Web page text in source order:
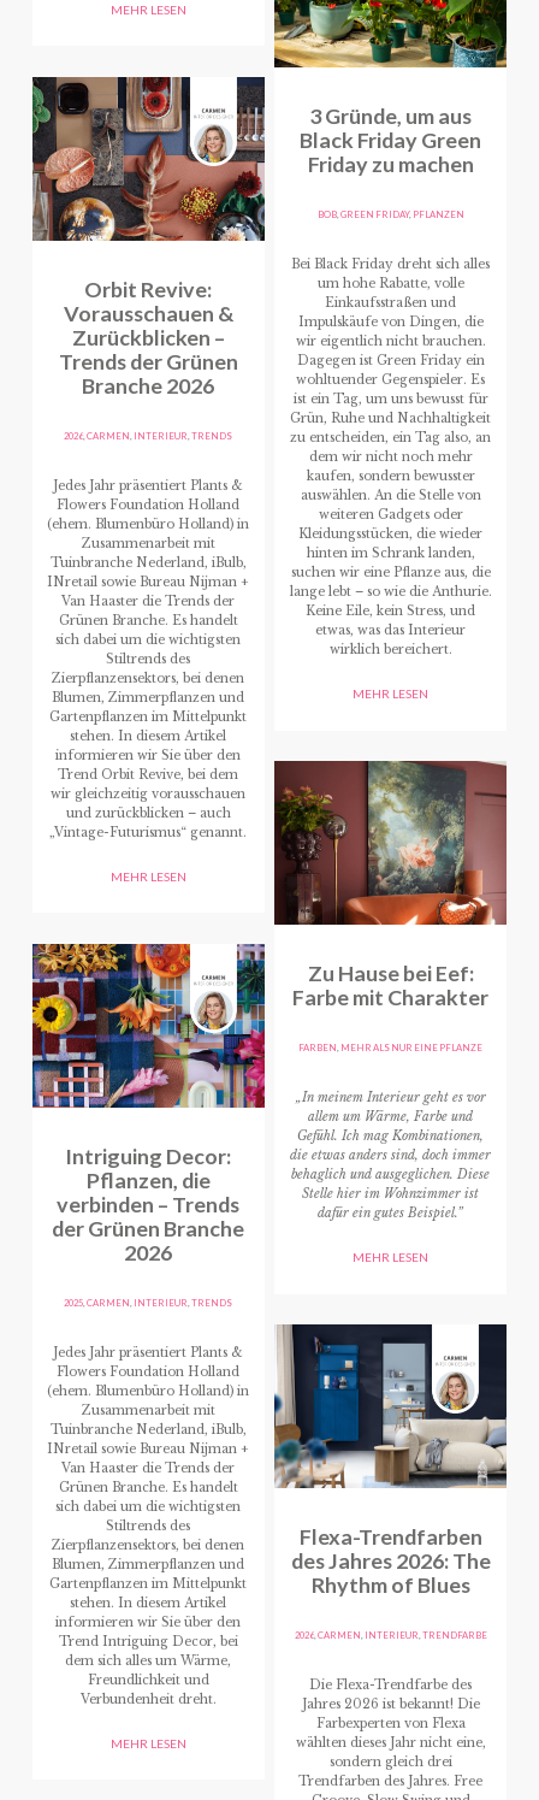
MEHR LESEN
Orbit Revive:
Vorausschauen &
Zurückblicken –
Trends der Grünen
Branche 2026
2026 ,CARMEN INTERIEUR ,TRENDS
Jedes Jahr präsentiert Plants &
Flowers Foundation Holland
(ehem. Blumenbüro Holland) in
Zusammenarbeit mit
Tuinbranche Nederland, iBulb,
INretail sowie Bureau Nijman +
Van Haaster die Trends der
Grünen Branche. Es handelt
sich dabei um die wichtigsten
Stiltrends des
Zierpflanzensektors, bei denen
Blumen, Zimmerpflanzen und
Gartenpflanzen im Mittelpunkt
stehen. In diesem Artikel
informieren wir Sie über den
Trend Orbit Revive, bei dem
wir gleichzeitig vorausschauen
und zurückblicken – auch
„Vintage-Futurismus“ genannt.
MEHR LESEN
Intriguing Decor:
Pflanzen, die
verbinden – Trends
der Grünen Branche
2026
2025,CARMEN, INTERIEUR,TRENDS
Jedes Jahr präsentiert Plants &
Flowers Foundation Holland
(ehem. Blumenbüro Holland) in
Zusammenarbeit mit
Tuinbranche Nederland, iBulb,
INretail sowie Bureau Nijman +
Van Haaster die Trends der
Grünen Branche. Es handelt
sich dabei um die wichtigsten
Stiltrends des
Zierpflanzensektors, bei denen
Blumen, Zimmerpflanzen und
Gartenpflanzen im Mittelpunkt
stehen. In diesem Artikel
informieren wir Sie über den
Trend Intriguing Decor, bei
dem sich alles um Wärme,
Freundlichkeit und
Verbundenheit dreht.
MEHR LESEN
3 Gründe, um aus
Black Friday Green
Friday zu machen
BOB,GREEN FRIDAY, PFLANZEN
Bei Black Friday dreht sich alles
um hohe Rabatte, volle
Einkaufsstraßen und
Impulskäufe von Dingen, die
wir eigentlich nicht brauchen.
Dagegen ist Green Friday ein
wohltuender Gegenspieler. Es
ist ein Tag, um uns bewusst für
Grün, Ruhe und Nachhaltigkeit
zu entscheiden, ein Tag also, an
dem wir nicht noch mehr
kaufen, sondern bewusster
auswählen. An die Stelle von
weiteren Gadgets oder
Kleidungsstücken, die wieder
hinten im Schrank landen,
suchen wir eine Pflanze aus, die
lange lebt – so wie die Anthurie.
Keine Eile, kein Stress, und
etwas, was das Interieur
wirklich bereichert.
MEHR LESEN
Zu Hause bei Eef:
Farbe mit Charakter
FARBEN, MEHR ALS NUR EINE PFLANZE
„In meinem Interieur geht es vor
allem um Wärme, Farbe und
Gefühl. Ich mag Kombinationen,
die etwas anders sind, doch immer
behaglich und ausgeglichen. Diese
Stelle hier im Wohnzimmer ist
dafür ein gutes Beispiel.”
MEHR LESEN
Flexa-Trendfarben
des Jahres 2026: The
Rhythm of Blues
2026,CARMEN, INTERIEUR,TRENDFARBE
Die Flexa-Trendfarbe des
Jahres 2026 ist bekannt! Die
Farbexperten von Flexa
wählten dieses Jahr nicht eine,
sondern gleich drei
Trendfarben des Jahres. Free